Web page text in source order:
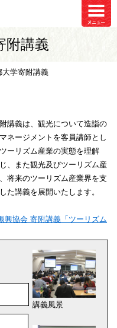
附講義
大学寄附講義
講義は、観光について造詣の
ネージメントを客員講師とし
ーリズム産業の実態を理解
、また観光及びツーリズム産
将来のツーリズム産業界を支
た講義を展開いたします。
協会 寄附講義「ツーリズム
講義風景